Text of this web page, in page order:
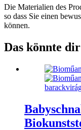
Die Materialien des
so dass Sie einen
können.
Das könnte